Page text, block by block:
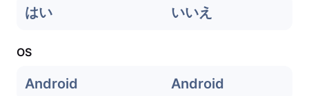
はい いいえ
OS
Android Android